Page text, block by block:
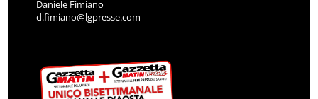
Daniele Fimiano
d.fimiano@lgpresse.com